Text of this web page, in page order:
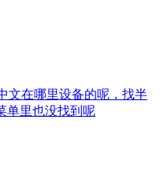
文在哪里设备的呢，找半
单里也没找到呢